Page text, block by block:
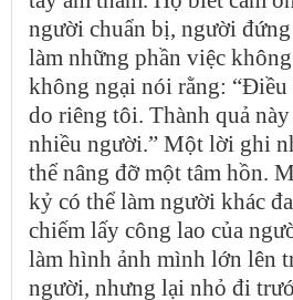
người chuẩn bị, người
làm những phần việc
không ngại nói rằng:
do riêng tôi. Thành quả
nhiều người.” Một lời ghi
thể nâng đỡ một tâm hồn.
kỷ có thể làm người khác
chiếm lấy công lao của
làm hình ảnh mình lớn lên
người, nhưng lại nhỏ đi